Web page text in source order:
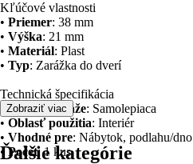
Kľúčové vlastnosti
• Priemer: 38 mm
• Výška: 21 mm
• Materiál: Plast
• Typ: Zarážka do dverí
Technická špecifikácia
•Druh montáže: Samolepiaca
• Oblasť použitia: Interiér
• Vhodné pre: Nábytok, podlahu/dno
•Počet: 1 kus
Zobraziť viac
Ďalšie kategórie